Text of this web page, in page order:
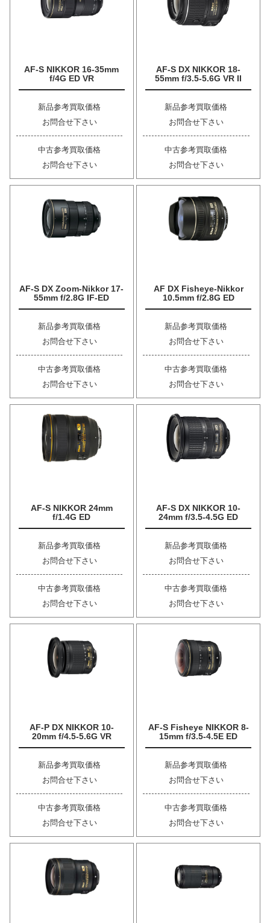
AF-S NIKKOR 16-35mm
f/4G ED VR
新品参考買取価格
お問合せ下さい
中古参考買取価格
お問合せ下さい
AF-S DX NIKKOR 18-
55mm f/3.5-5.6G VR II
新品参考買取価格
お問合せ下さい
中古参考買取価格
お問合せ下さい
AF-S DX Zoom-Nikkor 17-
55mm f/2.8G IF-ED
新品参考買取価格
お問合せ下さい
中古参考買取価格
お問合せ下さい
AF DX Fisheye-Nikkor
10.5mm f/2.8G ED
新品参考買取価格
お問合せ下さい
中古参考買取価格
お問合せ下さい
AF-S NIKKOR 24mm
f/1.4G ED
新品参考買取価格
お問合せ下さい
中古参考買取価格
お問合せ下さい
AF-S DX NIKKOR 10-
24mm f/3.5-4.5G ED
新品参考買取価格
お問合せ下さい
中古参考買取価格
お問合せ下さい
AF-P DX NIKKOR 10-
20mm f/4.5-5.6G VR
新品参考買取価格
お問合せ下さい
中古参考買取価格
お問合せ下さい
AF-S Fisheye NIKKOR 8-
15mm f/3.5-4.5E ED
新品参考買取価格
お問合せ下さい
中古参考買取価格
お問合せ下さい